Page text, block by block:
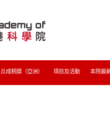
丘成桐獎（亞洲） 項目及活動 本院最